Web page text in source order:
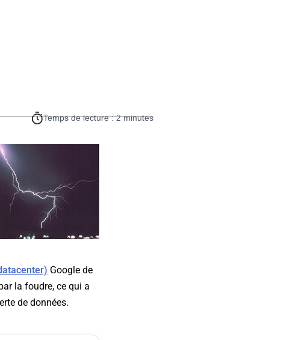
Temps de lecture : 2 minutes
Google de
la foudre, ce qui a
de données.